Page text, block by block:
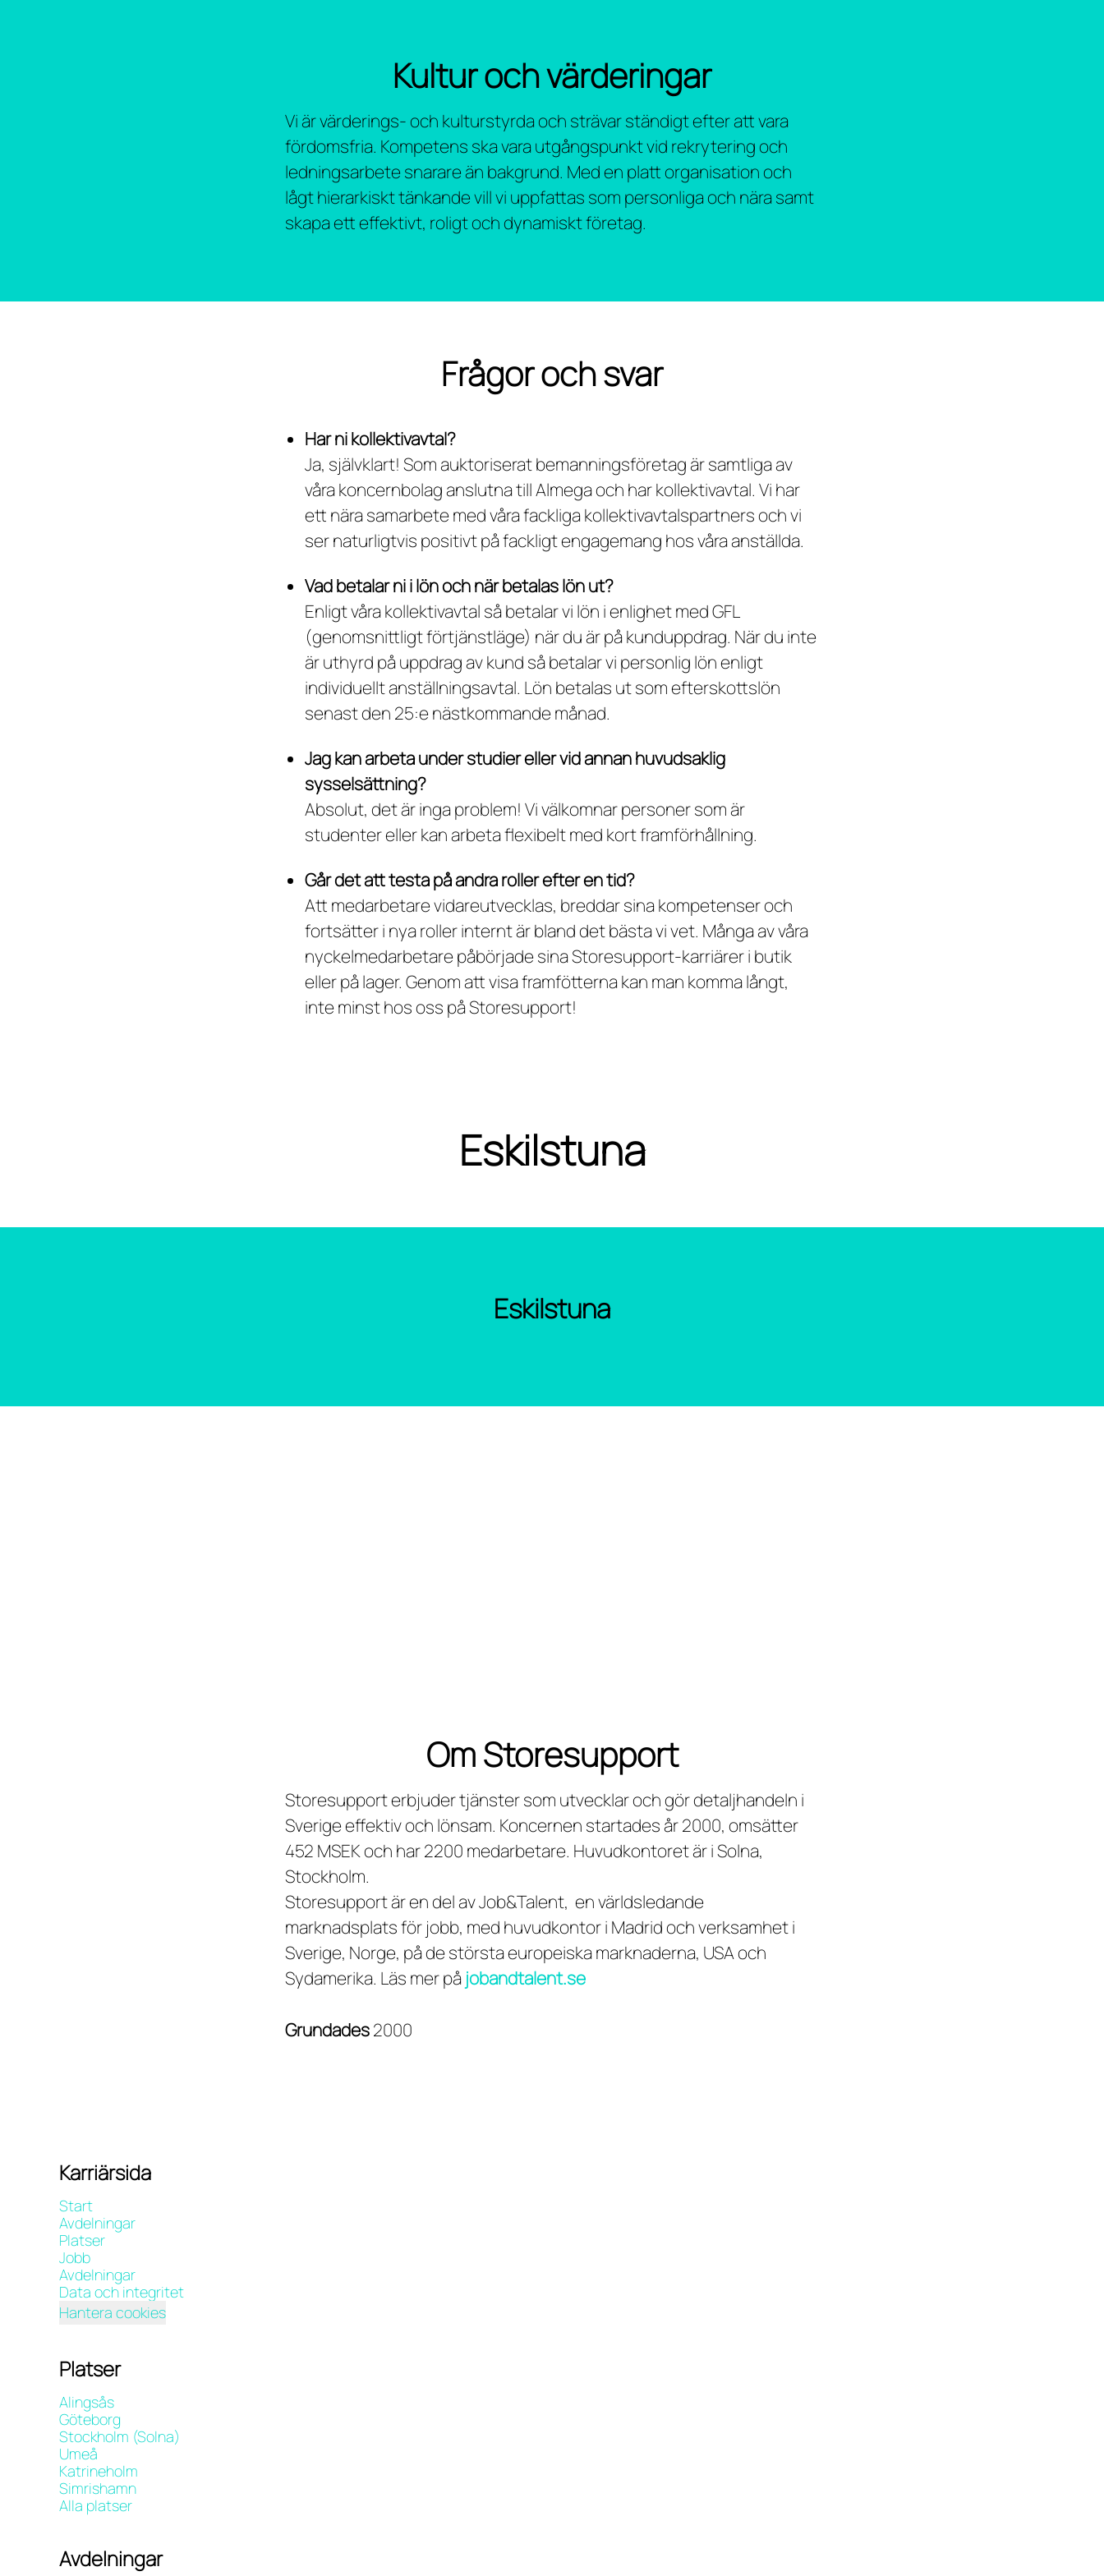
Kultur och värderingar
Vi är värderings- och kulturstyrda och strävar ständigt efter att vara
fördomsfria. Kompetens ska vara utgångspunkt vid rekrytering och
ledningsarbete snarare än bakgrund. Med en platt organisation och
lågt hierarkiskt tänkande vill vi uppfattas som personliga och nära samt
skapa ett effektivt, roligt och dynamiskt företag.
Frågor och svar
Har ni kollektivavtal?
Ja, självklart! Som auktoriserat bemanningsföretag är samtliga av
våra koncernbolag anslutna till Almega och har kollektivavtal. Vi har
ett nära samarbete med våra fackliga kollektivavtalspartners och vi
ser naturligtvis positivt på fackligt engagemang hos våra anställda.
Vad betalar ni i lön och när betalas lön ut?
Enligt våra kollektivavtal så betalar vi lön i enlighet med GFL
(genomsnittligt förtjänstläge) när du är på kunduppdrag. När du inte
är uthyrd på uppdrag av kund så betalar vi personlig lön enligt
individuellt anställningsavtal. Lön betalas ut som efterskottslön
senast den 25:e nästkommande månad.
Jag kan arbeta under studier eller vid annan huvudsaklig
sysselsättning?
Absolut, det är inga problem! Vi välkomnar personer som är
studenter eller kan arbeta flexibelt med kort framförhållning.
Går det att testa på andra roller efter en tid?
Att medarbetare vidareutvecklas, breddar sina kompetenser och
fortsätter i nya roller internt är bland det bästa vi vet. Många av våra
nyckelmedarbetare påbörjade sina Storesupport-karriärer i butik
eller på lager. Genom att visa framfötterna kan man komma långt,
inte minst hos oss på Storesupport!
Eskilstuna
Eskilstuna
Om Storesupport
Storesupport erbjuder tjänster som utvecklar och gör detaljhandeln i
Sverige effektiv och lönsam. Koncernen startades år 2000, omsätter
452 MSEK och har 2200 medarbetare. Huvudkontoret är i Solna,
Stockholm.
Storesupport är en del av Job&Talent, en världsledande
marknadsplats för jobb, med huvudkontor i Madrid och verksamhet i
Sverige, Norge, på de största europeiska marknaderna, USA och
Sydamerika. Läs mer på jobandtalent.se
Grundades2000
Karriärsida
Start
Avdelningar
Platser
Jobb
Avdelningar
Data och integritet
Hantera cookies
Platser
Alingsås
Göteborg
Stockholm (Solna)
Umeå
Katrineholm
Simrishamn
Alla platser
Avdelningar